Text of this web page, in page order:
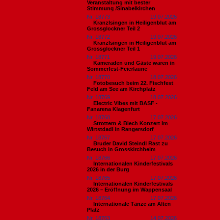
Veranstaltung mit bester
Stimmung /Sinabelkirchen
Nr. 18773
19.07.2026
Kranzlsingen in Heiligenblut am
Grossglockner Teil 2
Nr. 18772
19.07.2026
Kranzlsingen in Heiligenblut am
Grossglockner Teil 1
Nr. 18771
19.07.2026
Kameraden und Gäste waren in
Sommerfest-Feierlaune
Nr. 18770
18.07.2026
Fotobesuch beim 22. Fischfest
Feld am See am Kirchplatz
Nr. 18769
18.07.2026
Electric Vibes mit BASF -
Fanarena Klagenfurt
Nr. 18768
17.07.2026
Strottern & Blech Konzert im
Wirtstdadl in Rangersdorf
Nr. 18767
17.07.2026
Bruder David Steindl Rast zu
Besuch in Grosskirchheim
Nr. 18766
17.07.2026
Internationalen Kinderfestivals
2026 in der Burg
Nr. 18765
17.07.2026
Internationalen Kinderfestivals
2026 – Eröffnung im Wappensaal
Nr. 18764
17.07.2026
Internationale Tänze am Alten
Platz
Nr. 18763
14.07.2026